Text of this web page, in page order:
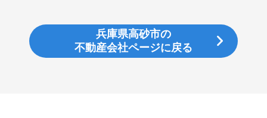
兵庫県高砂市の
不動産会社ページに戻る